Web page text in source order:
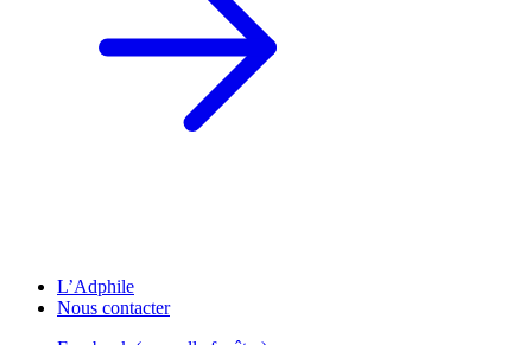
L’Adphile
Nous contacter